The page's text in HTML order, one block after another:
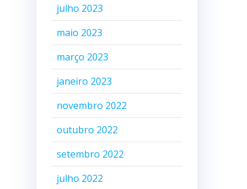
julho 2023
maio 2023
março 2023
janeiro 2023
novembro 2022
outubro 2022
setembro 2022
julho 2022